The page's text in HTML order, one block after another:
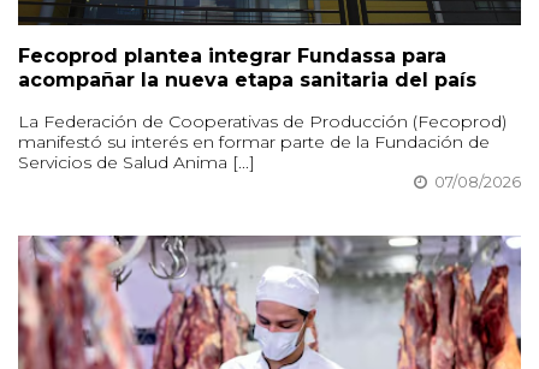
Fecoprod plantea integrar Fundassa para
acompañar la nueva etapa sanitaria del país
La Federación de Cooperativas de Producción (Fecoprod)
manifestó su interés en formar parte de la Fundación de
Servicios de Salud Anima [...]
07/08/2026